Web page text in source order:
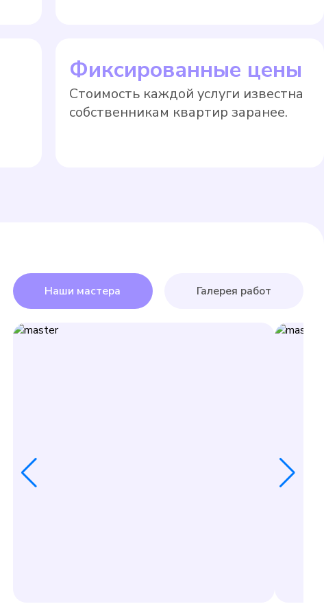
Фиксированные цены
Стоимость каждой услуги известна
собственникам квартир заранее.
Наши мастера Галерея работ